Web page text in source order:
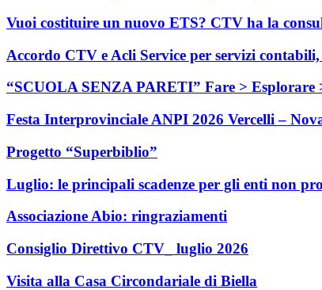
Vuoi costituire un nuovo ETS? CTV ha la
Accordo CTV e Acli Service per servizi
“SCUOLA SENZA PARETI” Fare > Esplorare
Festa Interprovinciale ANPI 2026 Vercelli –
Progetto “Superbiblio”
Luglio: le principali scadenze per gli enti non
Associazione Abio: ringraziamenti
Consiglio Direttivo CTV_ luglio 2026
Visita alla Casa Circondariale di Biella